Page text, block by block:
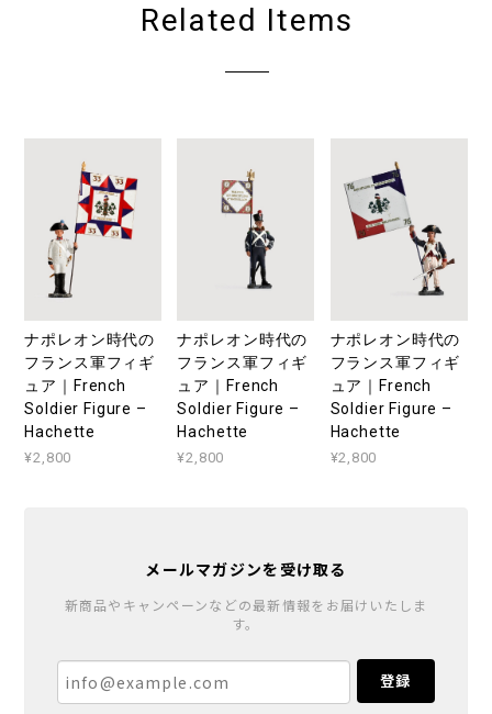
Related Items
ナポレオン時代の
フランス軍フィギ
ュア｜French
Soldier Figure –
Hachette
¥2,800
ナポレオン時代の
フランス軍フィギ
ュア｜French
Soldier Figure –
Hachette
¥2,800
ナポレオン時代の
フランス軍フィギ
ュア｜French
Soldier Figure –
Hachette
¥2,800
メールマガジンを受け取る
新商品やキャンペーンなどの最新情報をお届けいたしま
す。
登録